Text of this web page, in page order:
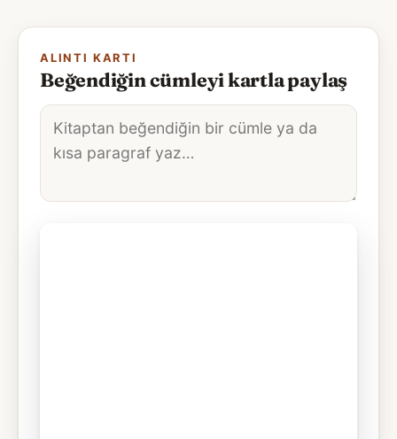
ALINTI KARTI
Beğendiğin cümleyi kartla paylaş
Alıntı
metni